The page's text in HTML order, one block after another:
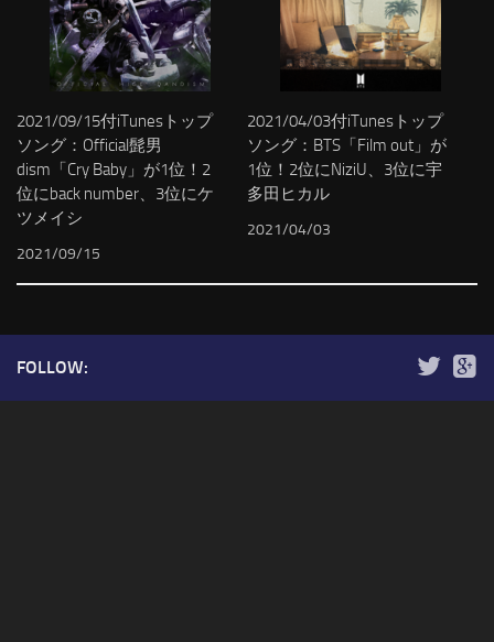
2021/09/15付iTunesトップ
ソング：Official髭男
dism「Cry Baby」が1位！2
位にback number、3位にケ
ツメイシ
2021/09/15
2021/04/03付iTunesトップ
ソング：BTS「Film out」が
1位！2位にNiziU、3位に宇
多田ヒカル
2021/04/03
FOLLOW: